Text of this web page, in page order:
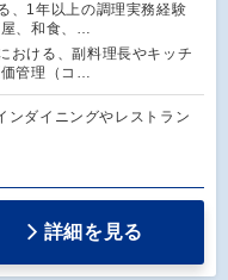
、1年以上の調理実務経験
屋、和食、…
おける、副料理長やキッチ
価管理（コ…
ンダイニングやレストラン
詳細を見る